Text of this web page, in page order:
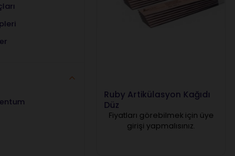
Ruby Artikülasyon Kağıdı
Düz
Fiyatları görebilmek için üye
girişi yapmalısınız.